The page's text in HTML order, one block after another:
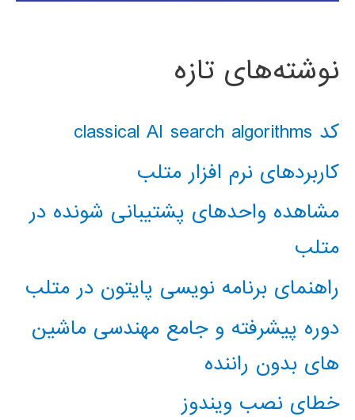
نوشته‌های تازه
کد classical AI search algorithms
کاربردهای نرم افزار متلب
مشاهده واحدهای پشتیبانی شونده در
متلب
راهنمای برنامه نویسی پایتون در متلب
دوره پیشرفته و جامع مهندسی ماشین
های بدون راننده
خطای نصب ویندوز